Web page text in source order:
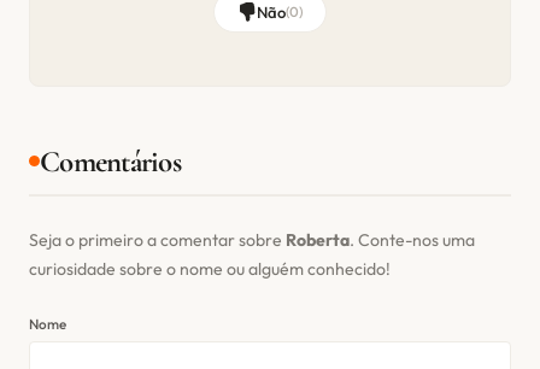
Não(0)
Comentários
Seja o primeiro a comentar sobre Roberta. Conte-nos uma
curiosidade sobre o nome ou alguém conhecido!
Nome